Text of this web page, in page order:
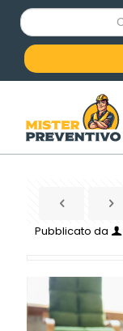
C
o
a
c
e
Pubblicato da